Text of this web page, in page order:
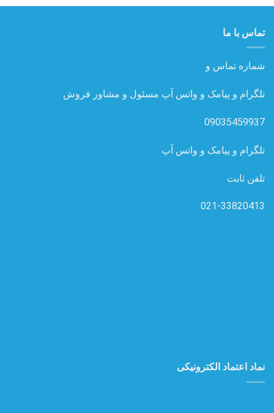
تماس با ما
شماره تماس و
تلگرام و پیامک و واتس آپ مسئول و مشاور فروش
09035459937
تلگرام و پیامک و واتس آپ
تلفن ثابت
021-33820413
نماد اعتماد الکترونیکی